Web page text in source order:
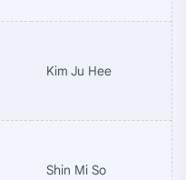
Kim Ju Hee
Shin Mi So